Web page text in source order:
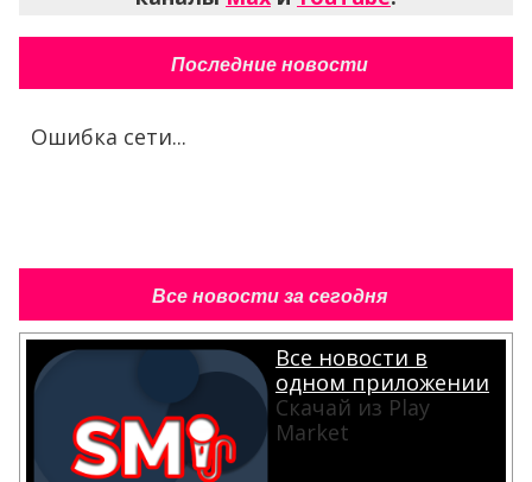
Последние новости
Ошибка сети...
Все новости за сегодня
Все новости в
одном приложении
Скачай из Play
Market